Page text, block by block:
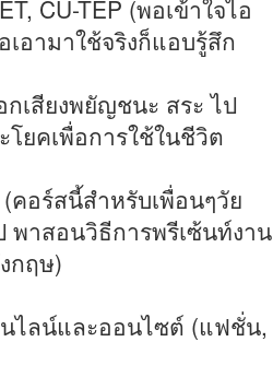
CU-TEP (พอเข้าใจไอ
อามาใช้จริงก็แอบรู้สึก
เสียงพยัญชนะ สระ ไป
โยคเพื่อการใช้ในชีวิต
คอร์สนี้สำหรับเพื่อนๆวัย
าสอนวิธีการพรีเซ้นท์งาน
กฤษ)
ไลน์และออนไซต์ (แฟชั่น,